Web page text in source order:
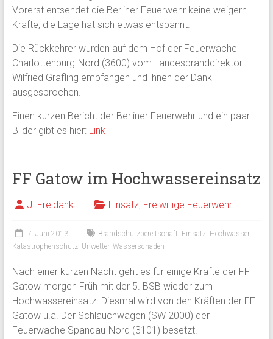
Vorerst entsendet die Berliner Feuerwehr keine weigern
Kräfte, die Lage hat sich etwas entspannt.
Die Rückkehrer wurden auf dem Hof der Feuerwache
Charlottenburg-Nord (3600) vom Landesbranddirektor
Wilfried Gräfling empfangen und ihnen der Dank
ausgesprochen.
Einen kurzen Bericht der Berliner Feuerwehr und ein paar
Bilder gibt es hier: Link
FF Gatow im Hochwassereinsatz
J. Freidank Einsatz, Freiwillige Feuerwehr
7. Juni 2013 Brandschutzbereitschaft Einsatz, Hochwasser,
Katastrophenschutz, Unwetter, Wasserschaden
Nach einer kurzen Nacht geht es für einige Kräfte der FF
Gatow morgen Früh mit der 5. BSB wieder zum
Hochwassereinsatz. Diesmal wird von den Kräften der FF
Gatow u.a. Der Schlauchwagen (SW 2000) der
Feuerwache Spandau-Nord (3101) besetzt.